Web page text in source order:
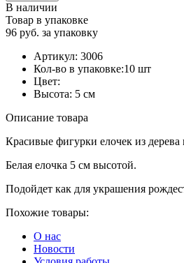
В наличии
Товар в упаковке
96 руб. за упаковку
Артикул: 3006
Кол-во в упаковке:10 шт
Цвет:
Высота: 5 см
Описание товара
Красивые фигурки елочек из
Белая елочка 5 см высотой.
Подойдет как для украшения
Похожие товары:
О нас
Новости